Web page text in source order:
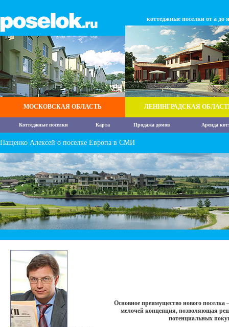
МОСКОВСКАЯ ОБЛАСТЬ
коттеджные поселки от а до я
ЛЕНИНГРАДСКАЯ
Коттеджные поселки Карта Продажа домов Аренда
Пащенко Алексей о поселке Европа в СМИ
Основное преимущество нового поселка
мелочей концепция, позволяющая
потенциальных